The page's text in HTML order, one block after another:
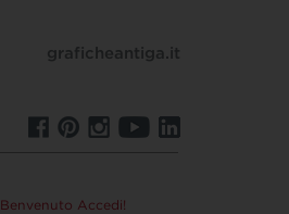
graficheantiga.it
Benvenuto Accedi!